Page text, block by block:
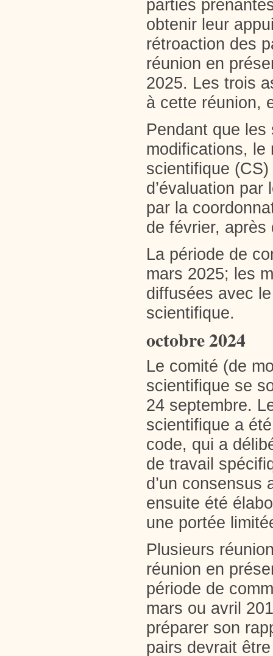
parties
obtenir leur
rétroaction des
réunion en
2025. Les trois
à cette réunion,
Pendant que
modifications, le
scientifique
d’évaluation
par la
de février,
La période de
mars 2025; les
diffusées avec
scientifique.
octobre 2024
Le comité (de
scientifique se
24 septembre.
scientifique a
code, qui a
de travail
d’un consensus
ensuite été
une portée
Plusieurs
réunion en
période de
mars ou avril
préparer son
pairs devrait